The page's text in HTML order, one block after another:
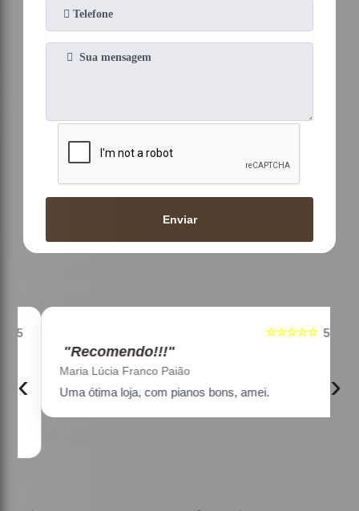
Enviar
5
☆☆☆☆☆
"Recomendo!!!"
Maria Lúcia Franco Paião
Uma ótima loja, com pianos bons, amei.
‹ ›